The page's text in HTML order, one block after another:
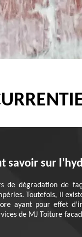
savoir sur
de dégradation de
Toutefois, il
ayant pour effet
de MJ Toiture